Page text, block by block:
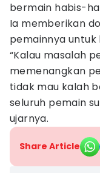
bermain habis-
Ia memberikan
pemainnya
“Kalau masalah
memenangkan
tidak mau kalah
seluruh pemain
ujarnya.
Share Article